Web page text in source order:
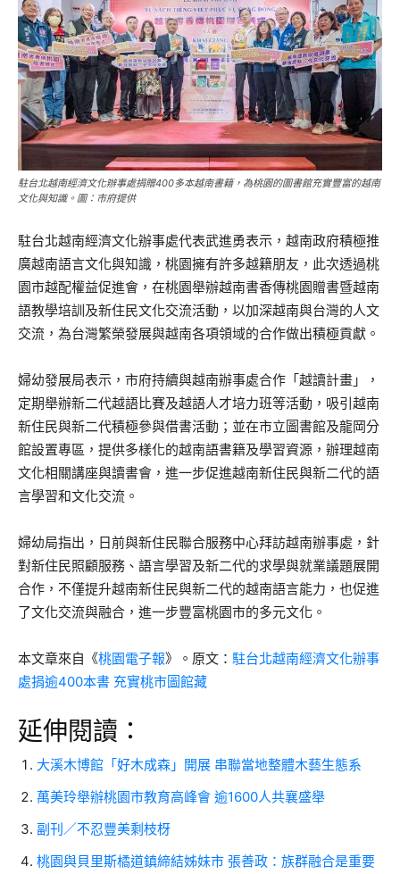
駐台北越南經濟文化辦事處捐贈400多本越南書籍，為桃園的圖書館充實豐富的越南
文化與知識。圖：市府提供
駐台北越南經濟文化辦事處代表武進勇表示，越南政府積極推
廣越南語言文化與知識，桃園擁有許多越籍朋友，此次透過桃
園市越配權益促進會，在桃園舉辦越南書香傳桃園贈書暨越南
語教學培訓及新住民文化交流活動，以加深越南與台灣的人文
交流，為台灣繁榮發展與越南各項領域的合作做出積極貢獻。
婦幼發展局表示，市府持續與越南辦事處合作「越讀計畫」，
定期舉辦新二代越語比賽及越語人才培力班等活動，吸引越南
新住民與新二代積極參與借書活動；並在市立圖書館及龍岡分
館設置專區，提供多樣化的越南語書籍及學習資源，辦理越南
文化相關講座與讀書會，進一步促進越南新住民與新二代的語
言學習和文化交流。
婦幼局指出，日前與新住民聯合服務中心拜訪越南辦事處，針
對新住民照顧服務、語言學習及新二代的求學與就業議題展開
合作，不僅提升越南新住民與新二代的越南語言能力，也促進
了文化交流與融合，進一步豐富桃園市的多元文化。
本文章來自《桃園電子報》。原文： 駐台北越南經濟文化辦事
處捐逾400本書 充實桃市圖館藏
延伸閱讀：
大溪木博館「好木成森」開展 串聯當地整體木藝生態系
萬美玲舉辦桃園市教育高峰會 逾1600人共襄盛舉
副刊／不忍豐美剩枝枒
桃園與貝里斯橘道鎮締結姊妹市 張善政：族群融合是重要